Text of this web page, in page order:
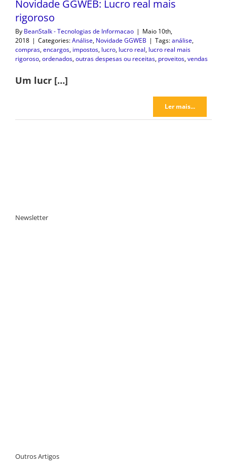
Novidade GGWEB: Lucro real mais
rigoroso
By BeanStalk - Tecnologias de Informacao | Maio 10th,
2018 | Categories:Análise, Novidade GGWEB | Tags:análise,
compras,encargos, impostos, lucro, lucro real, lucro real mais
rigoroso,ordenados,outras despesas ou receitas, proveitos,vendas
Um lucr […]
Ler mais...
Newsletter
Outros Artigos